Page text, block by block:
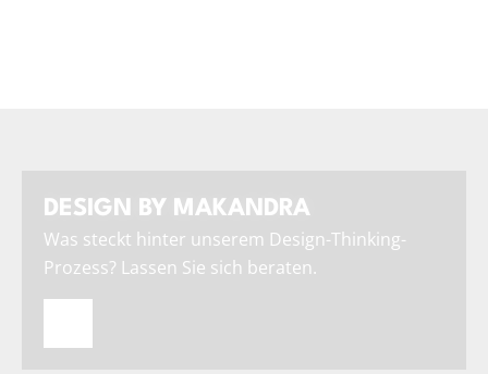
DESIGN BY MAKANDRA
Was steckt hinter unserem Design-Thinking-
Prozess? Lassen Sie sich beraten.